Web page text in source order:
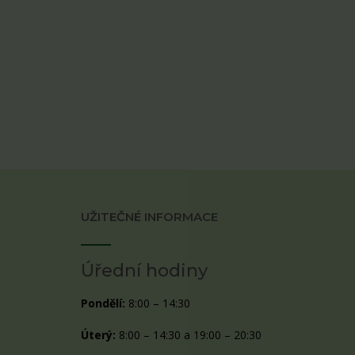
UŽITEČNÉ INFORMACE
Úřední hodiny
Pondělí: 8:00 – 14:30
Úterý: 8:00 – 14:30 a 19:00 – 20:30